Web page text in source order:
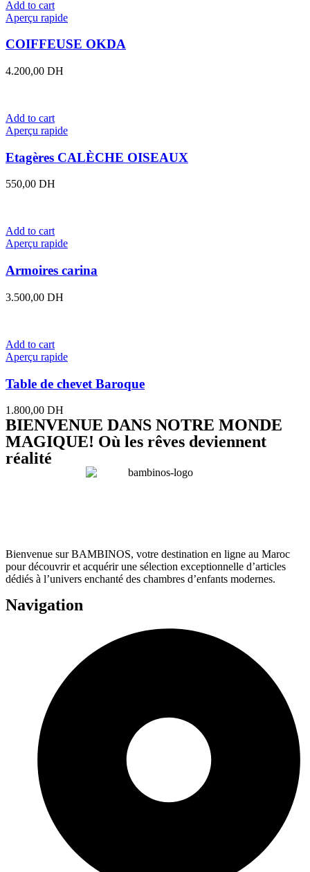
Add to cart
Aperçu rapide
COIFFEUSE OKDA
4.200,00 DH
Add to cart
Aperçu rapide
Etagères CALÈCHE OISEAUX
550,00 DH
Add to cart
Aperçu rapide
Armoires carina
3.500,00 DH
Add to cart
Aperçu rapide
Table de chevet Baroque
1.800,00 DH
BIENVENUE DANS NOTRE MONDE
MAGIQUE! Où les rêves deviennent
réalité
Bienvenue sur BAMBINOS, votre destination en ligne au Maroc
pour découvrir et acquérir une sélection exceptionnelle d’articles
dédiés à l’univers enchanté des chambres d’enfants modernes.
Navigation